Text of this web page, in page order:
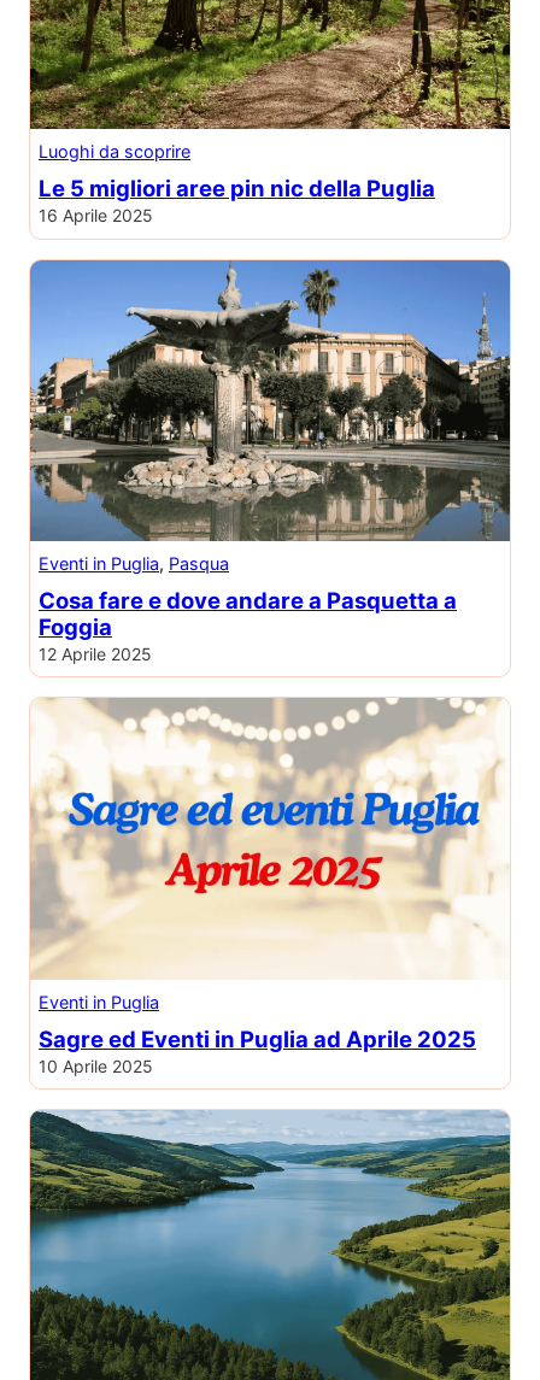
Luoghi da scoprire
Le 5 migliori aree pin nic della Puglia
16 Aprile 2025
Eventi in Puglia, Pasqua
Cosa fare e dove andare a Pasquetta a
Foggia
12 Aprile 2025
Eventi in Puglia
Sagre ed Eventi in Puglia ad Aprile 2025
10 Aprile 2025